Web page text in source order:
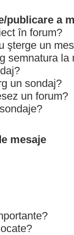
publicare a
în forum?
şterge un
semnatura la
un sondaj?
un forum?
mesaje